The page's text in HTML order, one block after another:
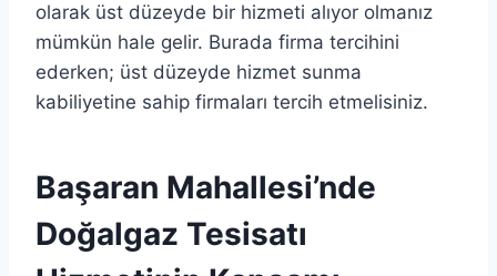
olarak üst düzeyde bir hizmeti alıyor olmanız
mümkün hale gelir. Burada firma tercihini
ederken; üst düzeyde hizmet sunma
kabiliyetine sahip firmaları tercih etmelisiniz.
Başaran Mahallesi’nde
Doğalgaz Tesisatı